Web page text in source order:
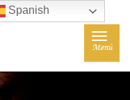
Toggle
Menú
Spanish